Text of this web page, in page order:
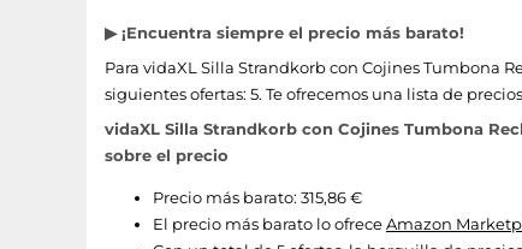
▶ ¡Encuentra siempre el precio más barato!
Para vidaXL Silla Strandkorb con Cojines Tumbona
siguientes ofertas: 5. Te ofrecemos una lista de
vidaXL Silla Strandkorb con Cojines Tumbona
sobre el precio
Precio más barato: 315,86 €
El precio más barato lo ofreceAmazon